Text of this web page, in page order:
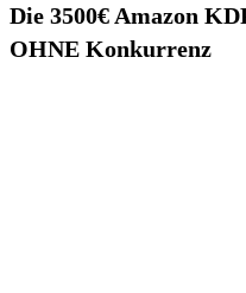
Die 3500€ Amazon
OHNE Konkurrenz